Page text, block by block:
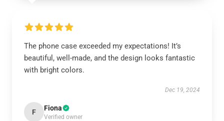
The phone case exceeded my expectations! It’s
beautiful, well-made, and the design looks fantastic
with bright colors.
Dec 19, 2024
F Fiona
Verified owner